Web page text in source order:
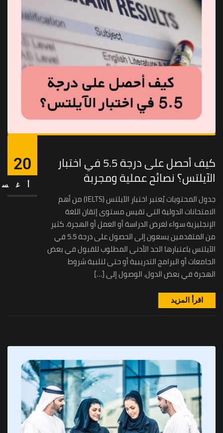
كيف أحصل على درجة 5.5 في اختبار
الآيلتس؟ نصائح عملية ومجربة
جدول المحتويات يُعتبر اختبار الآيلتس (IELTS) من أهم
الامتحانات الدولية التي تقيس مستوى إتقان اللغة
الإنجليزية سواء لغرض الدراسة أو العمل أو الهجرة. كثير
من المتقدمين يسعون إلى الحصول على درجة 5.5 في
الآيلتس باعتبارها الحد الأدنى المطلوب للقبول في بعض
الجامعات أو البرامج التدريبية أو حتى لتلبية شروط
الهجرة في بعض الدول. الوصول إلى […]
20
اقرأ المزيد